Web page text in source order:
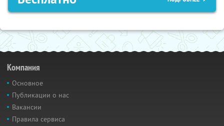
Компания
Основное
Публикации о нас
Вакансии
Правила сервиса